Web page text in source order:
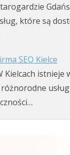
które są
SEO Kielce
Kielcach istnieje